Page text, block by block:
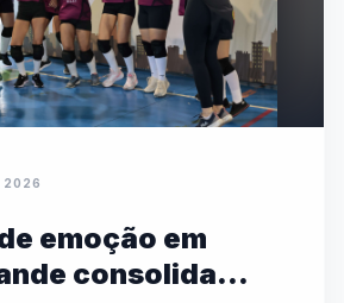
2026
emoção em
consolida